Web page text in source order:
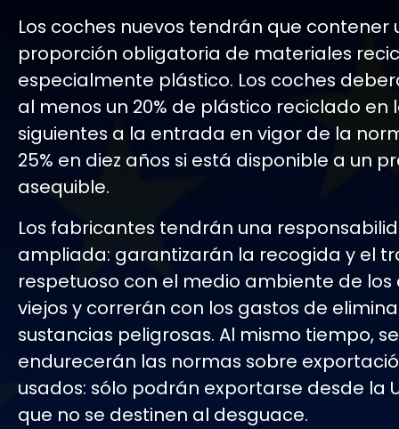
Los coches nuevos tendrán que contener
proporción obligatoria de materiales
especialmente plástico. Los coches
al menos un 20% de plástico reciclado en
siguientes a la entrada en vigor de la
25% en diez años si está disponible a un
asequible.
Los fabricantes tendrán una
ampliada: garantizarán la recogida y el
respetuoso con el medio ambiente de los
viejos y correrán con los gastos de
sustancias peligrosas. Al mismo tiempo, se
endurecerán las normas sobre
usados: sólo podrán exportarse desde la
que no se destinen al desguace.